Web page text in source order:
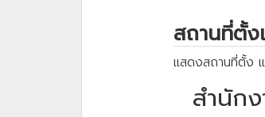
สถานที่ตั้ง
แสดงสถานที่ตั้ง
สำนัก